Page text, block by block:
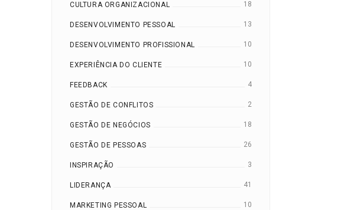
CULTURA ORGANIZACIONAL 18
DESENVOLVIMENTO PESSOAL 13
DESENVOLVIMENTO PROFISSIONAL 10
EXPERIÊNCIA DO CLIENTE 10
FEEDBACK 4
GESTÃO DE CONFLITOS 2
GESTÃO DE NEGÓCIOS 18
GESTÃO DE PESSOAS 26
INSPIRAÇÃO 3
LIDERANÇA 41
MARKETING PESSOAL 10